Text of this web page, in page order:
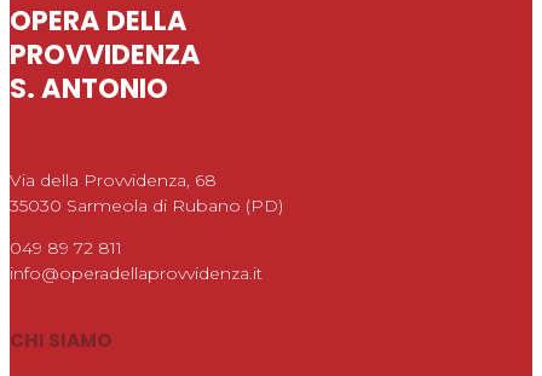
OPERA DELLA
PROVVIDENZA
S. ANTONIO
Via della Provvidenza, 68
35030 Sarmeola di Rubano (PD)
049 89 72 811
info@operadellaprovvidenza.it
CHI SIAMO